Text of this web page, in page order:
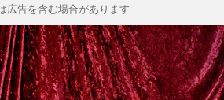
広告を含む場合があります